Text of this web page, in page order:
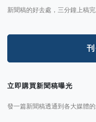
新聞稿的好去處，三分鐘上稿
立即購買新聞稿曝光
發一篇新聞稿透通到各大媒體